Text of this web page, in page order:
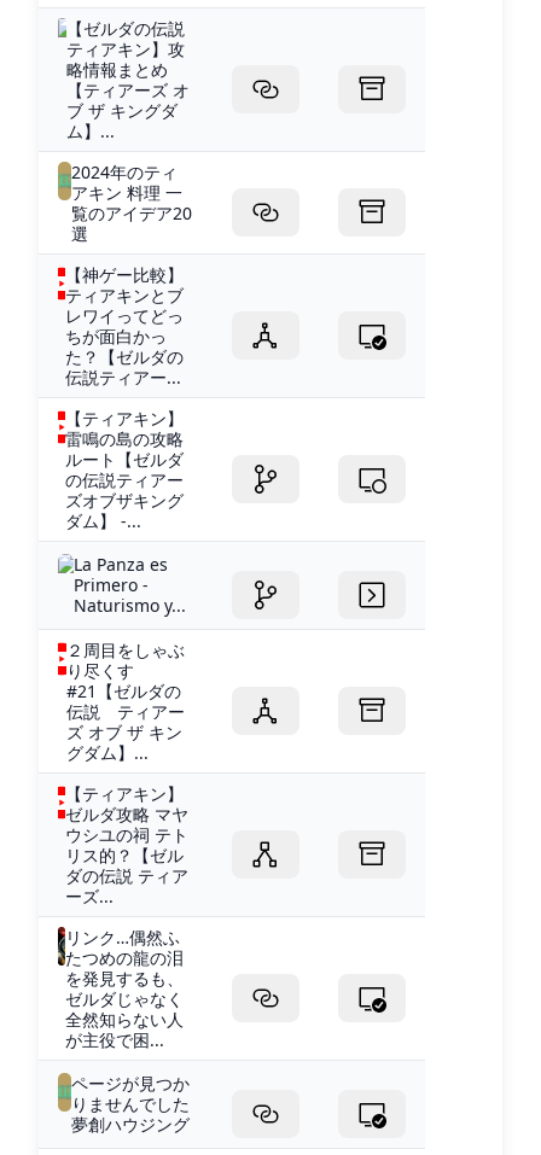
【ゼルダの伝説
ティアキン】攻
略情報まとめ
【ティアーズ オ
ブ ザ キングダ
ム】...
2024年のティ
アキン 料理 一
覧のアイデア20
選
【神ゲー比較】
ティアキンとブ
レワイってどっ
ちが面白かっ
た？【ゼルダの
伝説ティアー...
【ティアキン】
雷鳴の島の攻略
ルート【ゼルダ
の伝説ティアー
ズオブザキング
ダム】 -...
La Panza es
Primero -
Naturismo y...
２周目をしゃぶ
り尽くす
#21【ゼルダの
伝説 ティアー
ズ オブ ザ キン
グダム】...
【ティアキン】
ゼルダ攻略 マヤ
ウシユの祠 テト
リス的？【ゼル
ダの伝説 ティア
ーズ...
リンク…偶然ふ
たつめの龍の泪
を発見するも、
ゼルダじゃなく
全然知らない人
が主役で困...
ページが見つか
りませんでした
夢創ハウジング